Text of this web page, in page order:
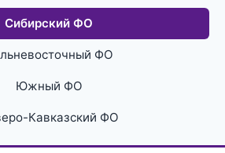
Сибирский ФО
ФО
Южный ФО
Кавказский ФО